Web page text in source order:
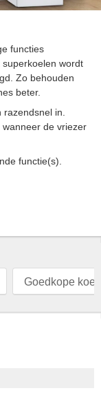
functies
wordt
Zo behouden
beter.
in.
de vriezer
functie(s).
Goedkope